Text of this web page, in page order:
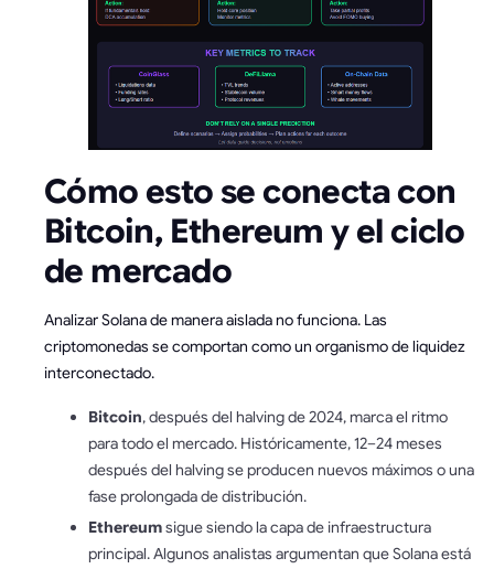
Cómo esto se conecta con
Bitcoin, Ethereum y el ciclo
de mercado
Analizar Solana de manera aislada no funciona. Las
criptomonedas se comportan como un organismo de liquidez
interconectado.
Bitcoin, después del halving de 2024, marca el ritmo
para todo el mercado. Históricamente, 12–24 meses
después del halving se producen nuevos máximos o una
fase prolongada de distribución.
Ethereumsigue siendo la capa de infraestructura
principal. Algunos analistas argumentan que Solana está